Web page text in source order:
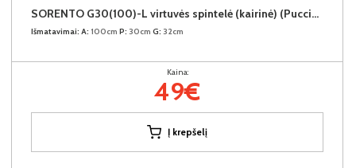
SORENTO G30(100)-L virtuvės spintelė (kairinė) (Puccini/Puccini)
Išmatavimai: A: 100cm P: 30cm G: 32cm
Kaina:
49€
Į krepšelį